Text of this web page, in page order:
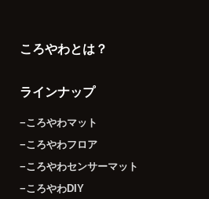
ころやわとは？
ラインナップ
−ころやわマット
−ころやわフロア
−ころやわセンサーマット
−ころやわDIY